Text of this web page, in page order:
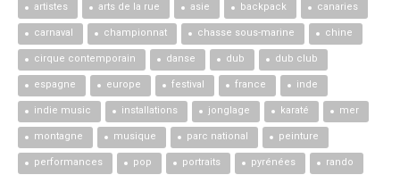
artistes arts de la rue asie backpack canaries
carnaval championnat chasse sous-marine chine
cirque contemporain danse dub dub club
espagne europe festival france inde
indie music installations jonglage karaté mer
montagne musique parc national peinture
performances pop portraits pyrénées rando